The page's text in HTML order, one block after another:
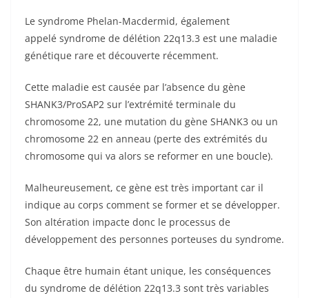
Le syndrome Phelan-Macdermid, également
appelé syndrome de délétion 22q13.3 est une maladie
génétique rare et découverte récemment.
Cette maladie est causée par l’absence du gène
SHANK3/ProSAP2 sur l’extrémité terminale du
chromosome 22, une mutation du gène SHANK3 ou un
chromosome 22 en anneau (perte des extrémités du
chromosome qui va alors se reformer en une boucle).
Malheureusement, ce gène est très important car il
indique au corps comment se former et se développer.
Son altération impacte donc le processus de
développement des personnes porteuses du syndrome.
Chaque être humain étant unique, les conséquences
du syndrome de délétion 22q13.3 sont très variables